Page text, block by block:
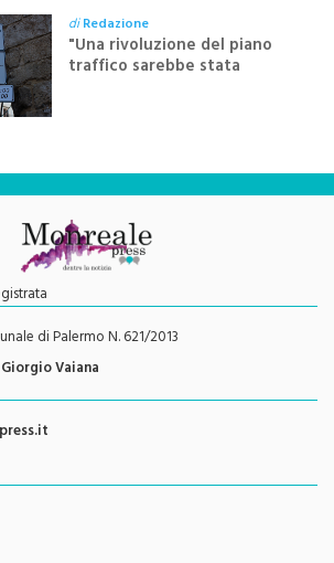
"Una rivoluzione del piano
traffico sarebbe stata
efficace se preceduta da
una rivoluzione culturale"
di Palermo N. 621/2013
Giorgio Vaiana